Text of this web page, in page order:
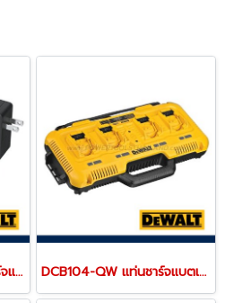
DCB094K-QW เครื่องชาร์จแบตเตอรี่ 18V (20MAX) และพอร์ตชาร์จ USB-C Charging-Kit "DEWALT" ดีวอลท์ DCB104-QW แท่นชาร์จแบตเตอรี่ 4 ช่อง รุ่นชาร์จเร็ว "DEWALT" ดีวอลท์